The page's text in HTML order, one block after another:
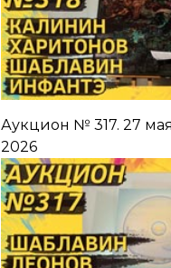
Аукцион № 317. 27
2026